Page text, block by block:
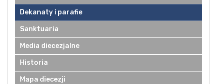
Dekanaty i parafie
Sanktuaria
Media diecezjalne
Historia
Mapa diecezji